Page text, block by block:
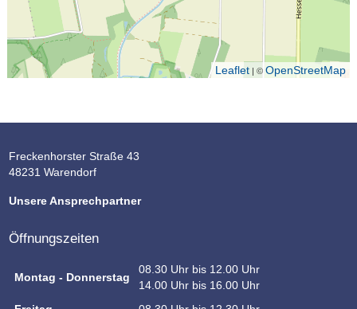
Leaflet | ©OpenStreetMap
Freckenhorster Straße 43
48231 Warendorf
Unsere Ansprechpartner
Öffnungszeiten
Montag - Donnerstag
08.30 Uhr bis 12.00 Uhr
14.00 Uhr bis 16.00 Uhr